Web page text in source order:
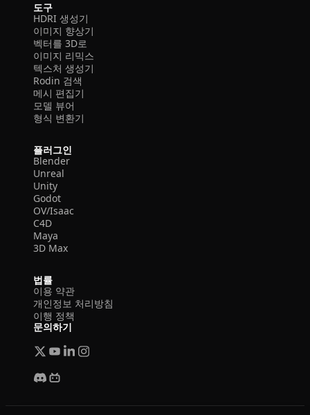
도구
HDRI 생성기
이미지 향상기
벡터를 3D로
이미지 리믹스
텍스처 생성기
Rodin 검색
메시 편집기
모델 뷰어
형식 변환기
플러그인
Blender
Unreal
Unity
Godot
OV/Isaac
C4D
Maya
3D Max
법률
이용 약관
개인정보 처리방침
이행 정책
문의하기